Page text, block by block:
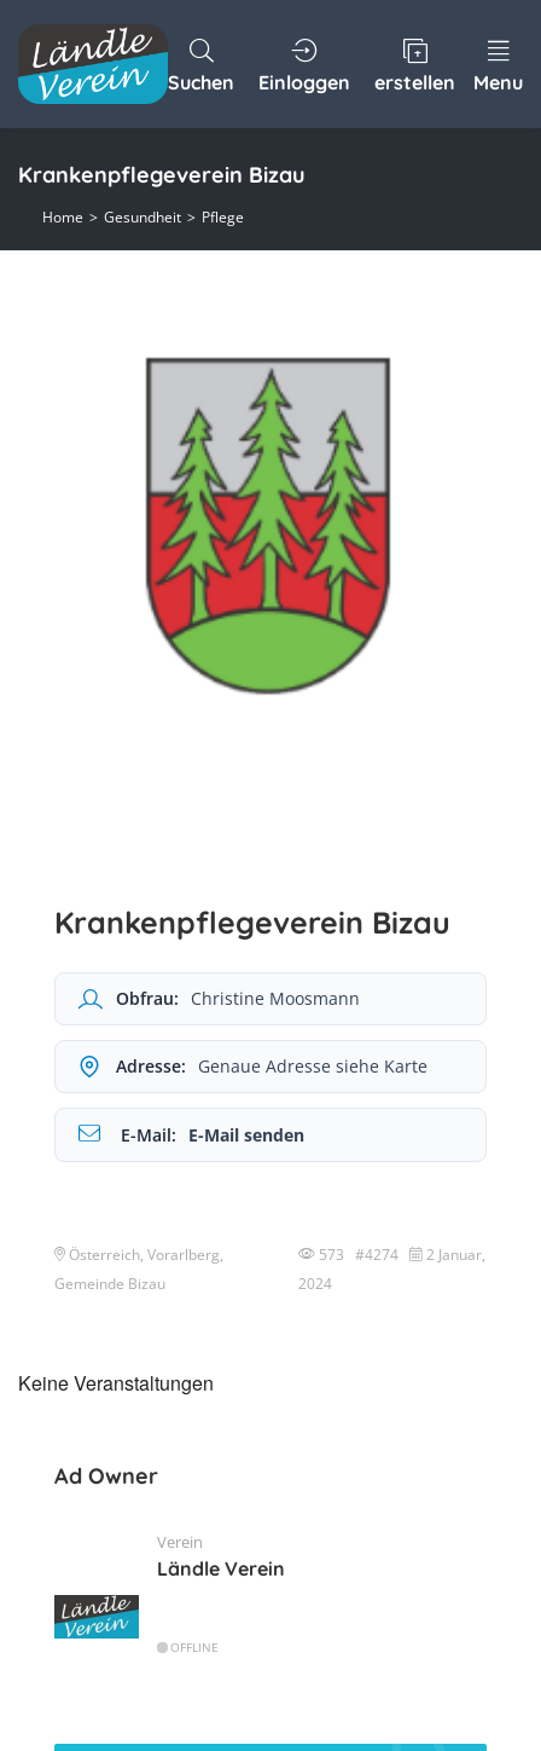
Suchen Einloggen erstellen Menu
Krankenpflegeverein Bizau
Home Gesundheit Pflege
Krankenpflegeverein Bizau
Obfrau: Christine Moosmann
Adresse: Genaue Adresse siehe Karte
E-Mail: E-Mail senden
Österreich, Vorarlberg,
Gemeinde Bizau
573 #4274
2 Januar,
2024
Keine Veranstaltungen
Ad Owner
Verein
Ländle Verein
OFFLINE